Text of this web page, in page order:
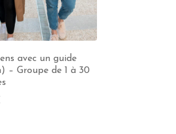
avec un guide
– Groupe de 1 à 30